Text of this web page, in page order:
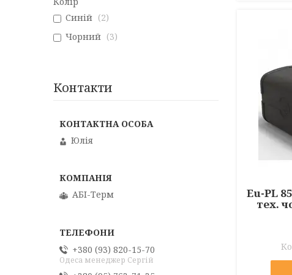
Eu-PL
тех.
Синій
2
Чорний
3
Контакти
Юлія
АБІ-Терм
+380 (93) 820-15-70
Одеса менеджер Сергій